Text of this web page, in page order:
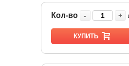
Кол-во - +
КУПИТЬ